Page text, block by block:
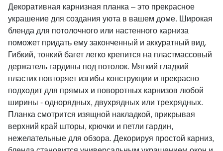
Декоративная карнизная планка – это прекрасное
украшение для создания уюта в вашем доме. Широкая
бленда для потолочного или настенного карниза
поможет придать ему законченный и аккуратный вид.
Гибкий, тонкий багет легко крепится на пластмассовый
держатель гардины под потолок. Мягкий гладкий
пластик повторяет изгибы конструкции и прекрасно
подходит для прямых и поворотных карнизов любой
ширины - однорядных, двухрядных или трехрядных.
Планка смотрится изящной накладкой, прикрывая
верхний край шторы, крючки и петли гардин,
нежелательные для обзора. Декорируя простой карниз,